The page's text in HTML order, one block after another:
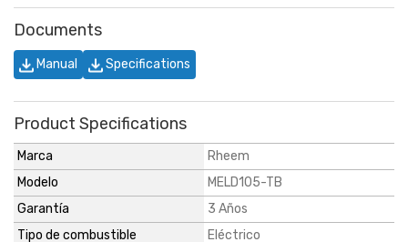
Documents
Manual Specifications
Product Specifications
Marca
Rheem
Modelo
MELD105-TB
Garantía
3 Años
Tipo de combustible
Eléctrico